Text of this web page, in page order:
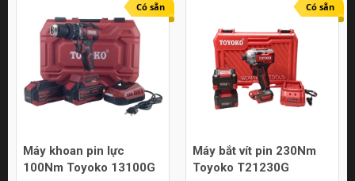
Có sẵn
Máy khoan pin lực
100Nm Toyoko 13100G
Có sẵn
Máy bắt vít pin 230Nm
Toyoko T21230G